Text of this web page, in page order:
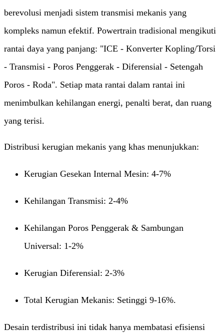
berevolusi menjadi sistem transmisi mekanis yang
kompleks namun efektif. Powertrain tradisional mengikuti
rantai daya yang panjang: "ICE - Konverter Kopling/Torsi
- Transmisi - Poros Penggerak - Diferensial - Setengah
Poros - Roda". Setiap mata rantai dalam rantai ini
menimbulkan kehilangan energi, penalti berat, dan ruang
yang terisi.
Distribusi kerugian mekanis yang khas menunjukkan:
Kerugian Gesekan Internal Mesin: 4-7%
Kehilangan Transmisi: 2-4%
Kehilangan Poros Penggerak & Sambungan
Universal: 1-2%
Kerugian Diferensial: 2-3%
​Total Kerugian Mekanis: Setinggi 9-16%.
Desain terdistribusi ini tidak hanya membatasi efisiensi